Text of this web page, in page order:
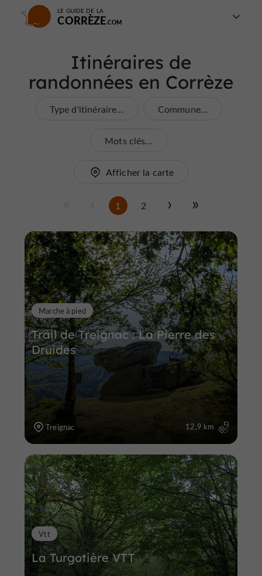
LE GUIDE DE LA
CORRÈZE
Itinéraires de
randonnées en Corrèze
Type d'itinéraire... Commune...
Mots clés...
Afficher la carte
1 2
Trail de Treignac : La Pierre des
Druides
Marche à pied
Treignac 12,9 km
La Turgotière VTT
Vtt